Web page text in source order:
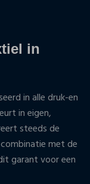
in
in alle druk-en
in eigen,
steeds de
met de
garant voor een